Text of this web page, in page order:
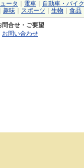
ータ 電車 自動車・バイク
趣味 スポーツ 生物 食品
問合せ・ご要望
お問い合わせ